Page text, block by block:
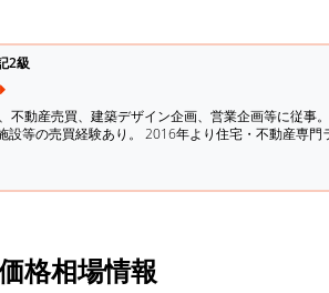
2級
不動産売買、建築デザイン企画、営業企画等に従事
設等の売買経験あり。 2016年より住宅・不動産専
格相場情報